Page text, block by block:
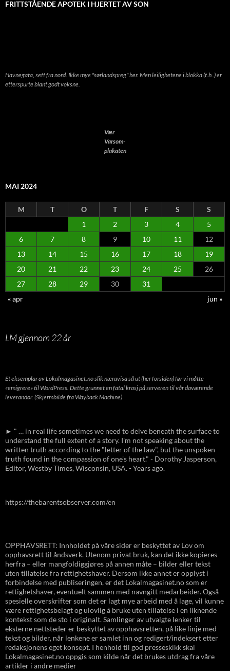
FRITTSTÅENDE APOTEK I HJERTET AV SON
Havnegata, sett fra nord. Ikke mye "sørlandspreg" her. Men leilighetene i blokka (t.h .) er
etterspurte blant godt voksne.
Vær
Varsom-
plakaten
MAI 2024
M T O T F S
S
1
2 3 4
5
6
7 8 9 10 11
12
13
14 15 16 17 18
19
20
21 22 23 24 25
26
27
28 29 30
31
« apr
jun »
LM gjennom 22 år
Et eksemplar av Lokalmagasinet.no slik næravisa så ut (her forsiden) før vi måtte
«emigrere» til WordPress. Dette grunnet en fatal krasj på serveren til vår daværende
leverandør. (Skjermbilde fra Wayback Machine)
► " … in real life sometimes we need to delve beneath the surface to
understand the full extent of a story. I'm not speaking about the
written truth according to the "letter of the law", but the unspoken
truth found in the compassion of one's heart." - Dorothy Jasperson,
Editor, Westby Times, Wisconsin, USA. - Years ago.
https://thebarentsobserver.com/en
OPPHAVSRETT: Innholdet på våre sider er beskyttet av Lov om
opphavsrett til åndsverk. Utenom privat bruk, kan det ikke kopieres
herfra – eller mangfoldiggjøres på annen måte – bilder eller tekst
uten tillatelse fra rettighetshaver. Dersom ikke annet er opplyst i
forbindelse med publiseringen, er det Lokalmagasinet.no som er
rettighetshaver, eventuelt sammen med navngitt medarbeider. Også
spesielle overskrifter som det er lagt mye arbeid med å lage, vil kunne
være rettighetsbelagt og ulovlig å bruke uten tillatelse i en liknende
kontekst som de sto i originalt. Samlinger av utvalgte lenker til
eksterne nettsteder er beskyttet av opphavsretten, på like linje med
tekst og bilder, når lenkene er samlet inn og redigert/indeksert etter
redaksjonens eget konsept. I henhold til god presseskikk skal
Lokalmagasinet.no oppgis som kilde når det brukes utdrag fra våre
artikler i andre medier